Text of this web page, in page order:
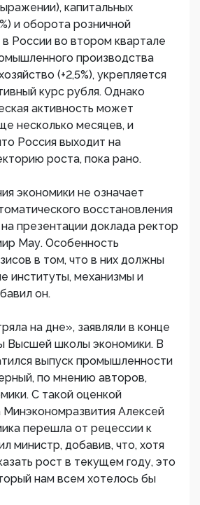
капитальных
и оборота розничной
в России во втором квартале
производства
(+2,5%), укрепляется
курс рубля. Однако
активность может
несколько месяцев, и
Россия выходит на
роста, пока рано.
экономики не означает
восстановления
презентации доклада ректор
Мау. Особенность
в том, что в них должны
институты, механизмы и
он.
на дне», заявляли в конце
Высшей школы экономики. В
выпуск промышленности
по мнению авторов,
С такой оценкой
Минэкономразвития Алексей
перешла от рецессии к
министр, добавив, что, хотя
рост в текущем году, это
нам всем хотелось бы